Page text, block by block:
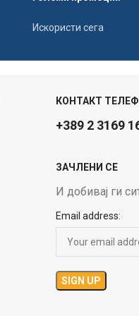
Искористи сега
КОНТАКТ
+389 2 3169
ЗАЧЛЕНИ СЕ
И добивај ги
Email address: